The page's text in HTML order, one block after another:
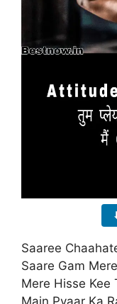
Saaree
Saare Gam
Mere Hisse Kee
Main Pyaar Ka